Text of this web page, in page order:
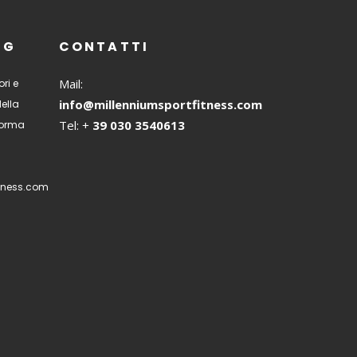
e
CONTATTI
Mail:
info@millenniumsportfitness.com
Tel: + 39 030 3540613